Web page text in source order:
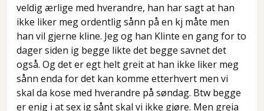
veldig ærlige med hverandre, han har sagt at han
ikke liker meg ordentlig sånn på en kj måte men
han vil gjerne kline. Jeg og han Klinte en gang for to
dager siden ig begge likte det begge savnet det
også. Og det er egt helt greit at han ikke liker meg
sånn enda for det kan komme etterhvert men vi
skal da kose med hverandre på søndag. Btw begge
er enig i at sex ig sånt skal vi ikke gjøre. Men greia